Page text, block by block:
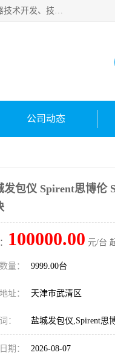
天津市信仪科科技有限公司成立于2013年，注册地位于天津市西青区。经营范围包括计算机软件、电子产品、仪器技术开发、技术转让、技术咨询、技术服务、网络工程、电子监控工程安装等；主要产品有：网络流量测试仪、Ixia XM2、XM12、XGS2、XGS12、400T、1600T、X16网络协议分析仪，Agilent N2X 等等各种型号，欢迎来电咨询。
公司动态
发包仪 Spirent思博伦
100000.00 元/台
量： 9999.00台
址： 天津市武清区
： 盐城发包仪,Spirent思
期： 2026-08-07